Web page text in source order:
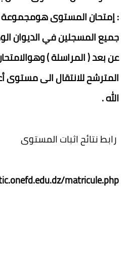
:إمتحان المستوى هومجموعة
جميع المسجلين في الديوان
عن بعد ( المراسلة )
المترشح للانتقال الى مستوى
الله .
رابط نتائح اثبات المستوى
matricule.php